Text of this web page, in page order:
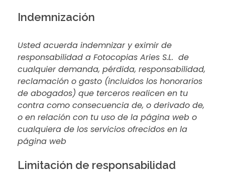
Indemnización
Usted acuerda indemnizar y eximir de
responsabilidad a Fotocopias Aries S.L. de
cualquier demanda, pérdida, responsabilidad,
reclamación o gasto (incluidos los honorarios
de abogados) que terceros realicen en tu
contra como consecuencia de, o derivado de,
o en relación con tu uso de la página web o
cualquiera de los servicios ofrecidos en la
página web
Limitación de responsabilidad